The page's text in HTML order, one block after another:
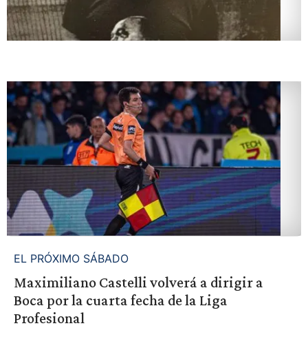
EL PRÓXIMO SÁBADO
Maximiliano Castelli volverá a dirigir a
Boca por la cuarta fecha de la Liga
Profesional